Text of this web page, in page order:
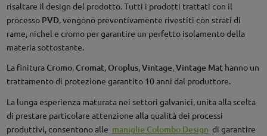
risaltare il design del prodotto. Tutti i prodotti trattati con il
processo PVD, vengono preventivamente rivestiti con strati di
rame, nichel e cromo per garantire un perfetto isolamento della
materia sottostante.
La finitura Cromo, Cromat, Oroplus,Vintage,Vintage Mathanno un
trattamento di protezione garantito 10 anni dal produttore.
La lunga esperienza maturata nei settori galvanici, unita alla scelta
di prestare particolare attenzione alla qualità dei processi
produttivi, consentono alle maniglie Colombo Design di garantire